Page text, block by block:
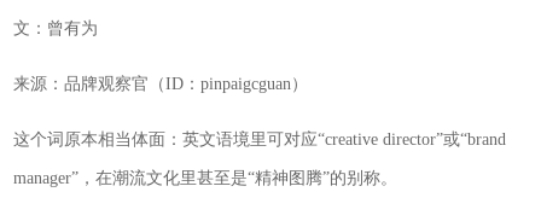
文：曾有为
来源：品牌观察官（ID：pinpaigcguan）
这个词原本相当体面：英文语境里可对应“creative director”或“brand
manager”，在潮流文化里甚至是“精神图腾”的别称。